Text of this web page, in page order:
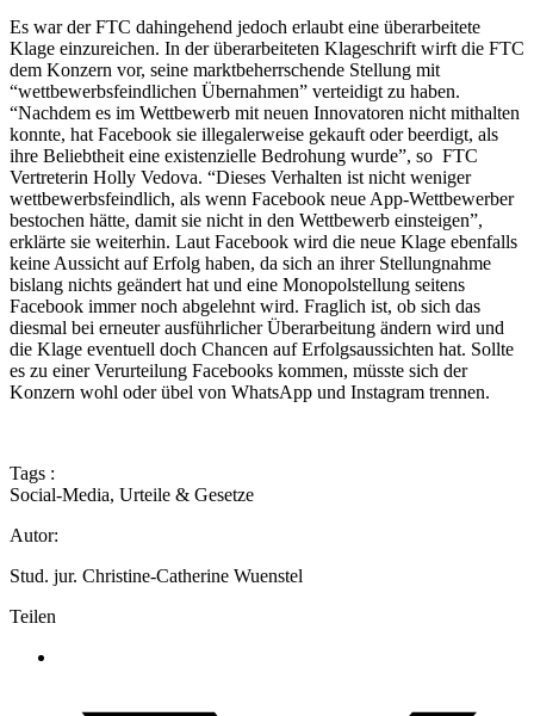
Es war der FTC dahingehend jedoch erlaubt eine überarbeitete
Klage einzureichen. In der überarbeiteten Klageschrift wirft die FTC
dem Konzern vor, seine marktbeherrschende Stellung mit
“wettbewerbsfeindlichen Übernahmen” verteidigt zu haben.
“Nachdem es im Wettbewerb mit neuen Innovatoren nicht mithalten
konnte, hat Facebook sie illegalerweise gekauft oder beerdigt, als
ihre Beliebtheit eine existenzielle Bedrohung wurde”, so FTC
Vertreterin Holly Vedova. “Dieses Verhalten ist nicht weniger
wettbewerbsfeindlich, als wenn Facebook neue App-Wettbewerber
bestochen hätte, damit sie nicht in den Wettbewerb einsteigen”,
erklärte sie weiterhin. Laut Facebook wird die neue Klage ebenfalls
keine Aussicht auf Erfolg haben, da sich an ihrer Stellungnahme
bislang nichts geändert hat und eine Monopolstellung seitens
Facebook immer noch abgelehnt wird. Fraglich ist, ob sich das
diesmal bei erneuter ausführlicher Überarbeitung ändern wird und
die Klage eventuell doch Chancen auf Erfolgsaussichten hat. Sollte
es zu einer Verurteilung Facebooks kommen, müsste sich der
Konzern wohl oder übel von WhatsApp und Instagram trennen.
Tags :
Social-Media, Urteile & Gesetze
Autor:
Stud. jur. Christine-Catherine Wuenstel
Teilen